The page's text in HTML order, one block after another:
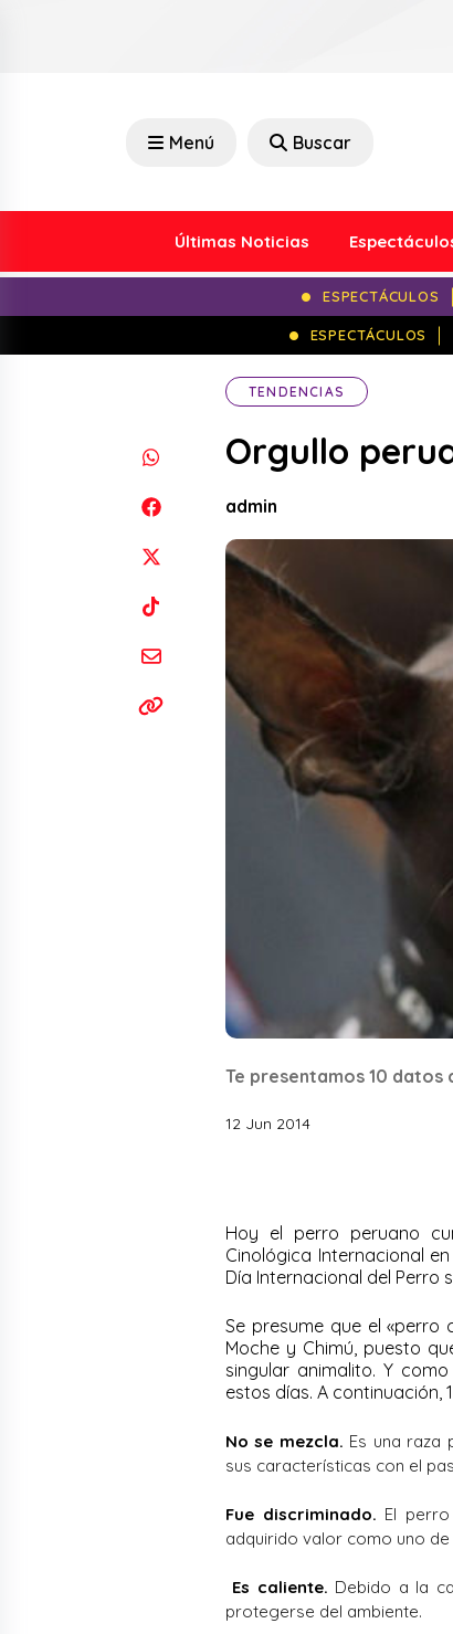
Menú Buscar
Últimas Noticias
ESPECTÁCULOS
ESPECTÁCULOS
TENDENCIAS
Orgullo
admin
Te presentamos 10 datos
12 Jun 2014
Hoy el perro peruano
Cinológica Internacional
Día Internacional del Perro
Se presume que el «perro
Moche y Chimú, puesto
singular animalito. Y
estos días. A continuación,
No se mezcla. Es una raza
sus características con el
Fue discriminado. El
adquirido valor como uno
Es caliente. Debido a la
protegerse del ambiente.